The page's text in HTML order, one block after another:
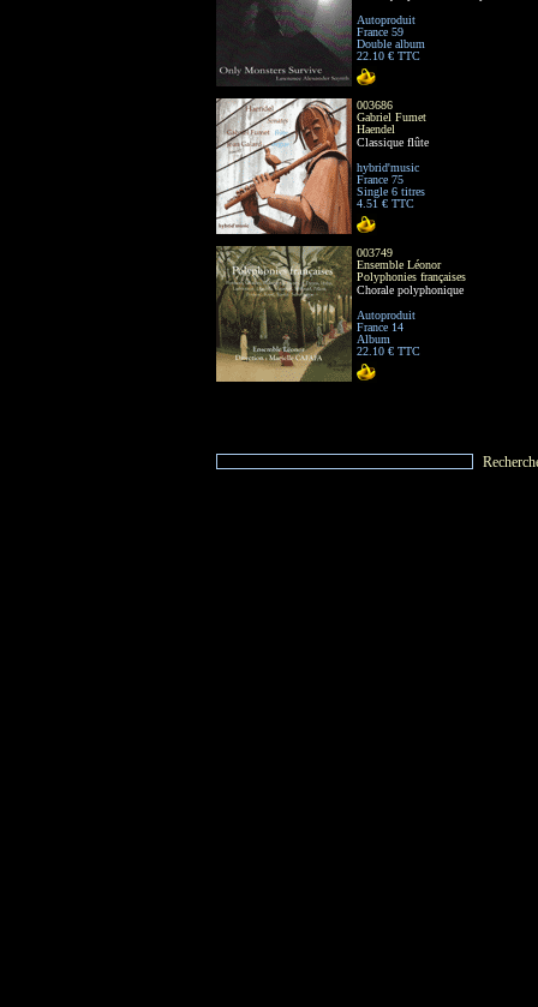
Autoproduit
France 59
Double album
22.10 € TTC
003686
Gabriel Fumet
Haendel
Classique flûte
hybrid'music
France 75
Single 6 titres
4.51 € TTC
003749
Ensemble Léonor
Polyphonies françaises
Chorale polyphonique
Autoproduit
France 14
Album
22.10 € TTC